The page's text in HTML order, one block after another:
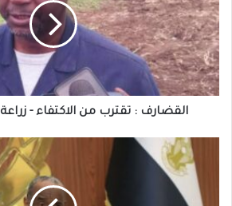
من
الاكتفاء
-
زراعة
7.1
مليون
القضارف : تقترب من الاكتفاء - زراعة 7.1 مليون فدان
البرهان
نضع